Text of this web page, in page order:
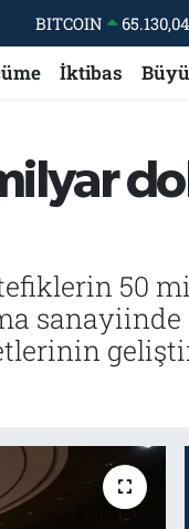
DOLAR 47,7106
EURO
55,1652
BİST100
13.773
İktibas
50